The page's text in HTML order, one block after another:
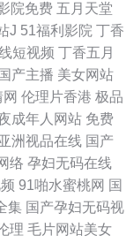
院免费 五月天堂
J 51福利影院 丁香
短视频 丁香五月
产主播 美女网站
伦理片香港 极品
成年人网站 免费
洲视品在线 国产
络 孕妇无码在线
91啪水蜜桃网 国
集 国产孕妇无码视
理 毛片网站美女